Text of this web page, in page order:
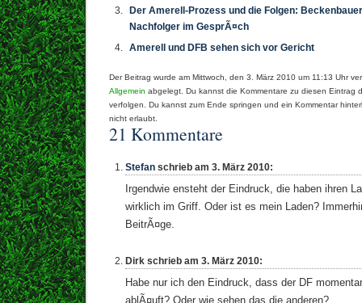
Der Amerell-Prozess und die Folgen:
Nachfolger im GesprÃ¤ch
Amerell und DFB sehen sich vor Gericht
Der Beitrag wurde am Mittwoch, den 3. März 2010 um 11:13 Uhr
Allgemein abgelegt. Du kannst die Kommentare zu diesen Eintrag
verfolgen. Du kannst zum Ende springen und ein Kommentar
nicht erlaubt.
21 Kommentare
Stefan schrieb am 3. März 2010:
Irgendwie ensteht der Eindruck, die haben ihren
wirklich im Griff. Oder ist es mein Laden?
BeitrÃ¤ge.
Dirk schrieb am 3. März 2010:
Habe nur ich den Eindruck, dass der DF
ablÃ¤uft? Oder wie sehen das die anderen?